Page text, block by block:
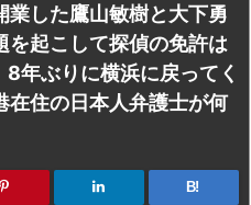
業した鷹山敏樹と大下勇
を起こして探偵の免許は
年ぶりに横浜に戻ってく
在住の日本人弁護士が何
B!